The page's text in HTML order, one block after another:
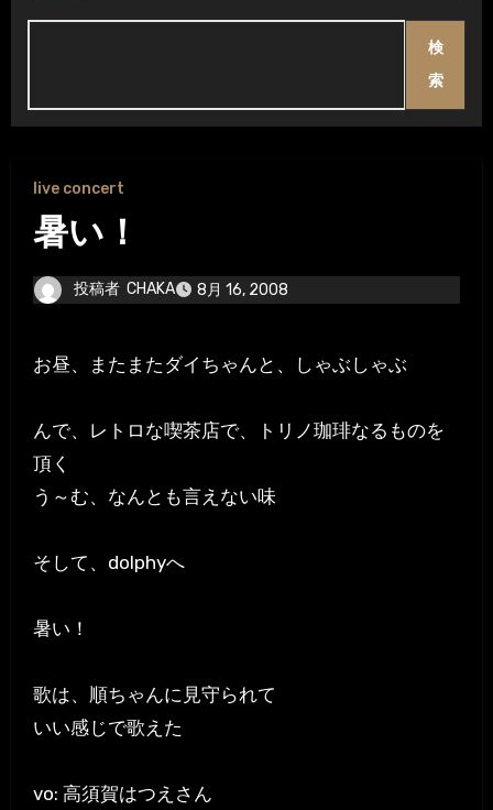
検
索
live concert
暑い！
投稿者 CHAKA 8月 16, 2008
お昼、またまたダイちゃんと、しゃぶしゃぶ
んで、レトロな喫茶店で、トリノ珈琲なるものを
頂く
う～む、なんとも言えない味
そして、dolphyへ
暑い！
歌は、順ちゃんに見守られて
いい感じで歌えた
vo: 高須賀はつえさん